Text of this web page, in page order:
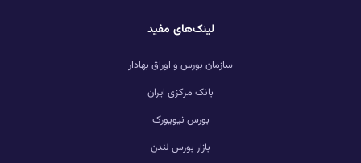
لینک‌های مفید
سازمان بورس و اوراق بهادار
بانک مرکزی ایران
بورس نیویورک
بازار بورس لندن